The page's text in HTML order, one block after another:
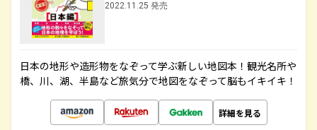
2022.11.25 発売
日本の地形や造形物をなぞって学ぶ新しい地図本！観光名所や
橋、川、湖、半島など旅気分で地図をなぞって脳もイキイキ！
詳細を見る